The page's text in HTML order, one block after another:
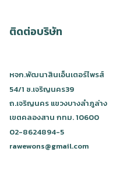
ติดต่อบริษัท
หจก.พัฒนาสินเอ็นเตอร์ไพรส์
54/1 ซ.เจริญนคร39
ถ.เจริญนคร แขวงบางลำภูล่าง
เขตคลองสาน กทม. 10600
02-8624894-5
rawewons@gmail.com